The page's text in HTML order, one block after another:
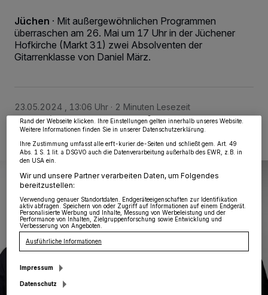
Jüchen · Mit außergewöhnlichen Programmen
überraschen am 26. Mai um 17 Uhr in der Jüchener
Hofkirche (Markt 31) zwei Absolventen der
Gitarrenklasse von Daniel März.
23.05.2024 , 13:06 Uhr 2 Minuten Lesezeit
Wir und unsere218 -Partner speichern und greifen auf personenbezogene Daten
wieder aufrufen, um Ihre Einstellungen zu ändern oder Ihre Einwilligung zu
widerrufen, indem Sie auf den Link Einstellungen oder Ablehnen am unteren
Rand der Webseite klicken. Ihre Einstellungen gelten innerhalb unseres Website.
Weitere Informationen finden Sie in unserer Datenschutzerklärung.
Ihre Zustimmung umfasst alle erft-kurier.de-Seiten und schließt gem. Art. 49
Abs. 1 S. 1 lit. a DSGVO auch die Datenverarbeitung außerhalb des EWR, z.B. in
den USA ein.
Wir und unsere Partner verarbeiten Daten, um Folgendes
bereitzustellen:
Verwendung genauer Standortdaten. Endgeräteeigenschaften zur Identifikation
aktiv abfragen. Speichern von oder Zugriff auf Informationen auf einem Endgerät.
Personalisierte Werbung und Inhalte, Messung von Werbeleistung und der
Performance von Inhalten, Zielgruppenforschung sowie Entwicklung und
Verbesserung von Angeboten.
Ausführliche Informationen
Impressum
Datenschutz